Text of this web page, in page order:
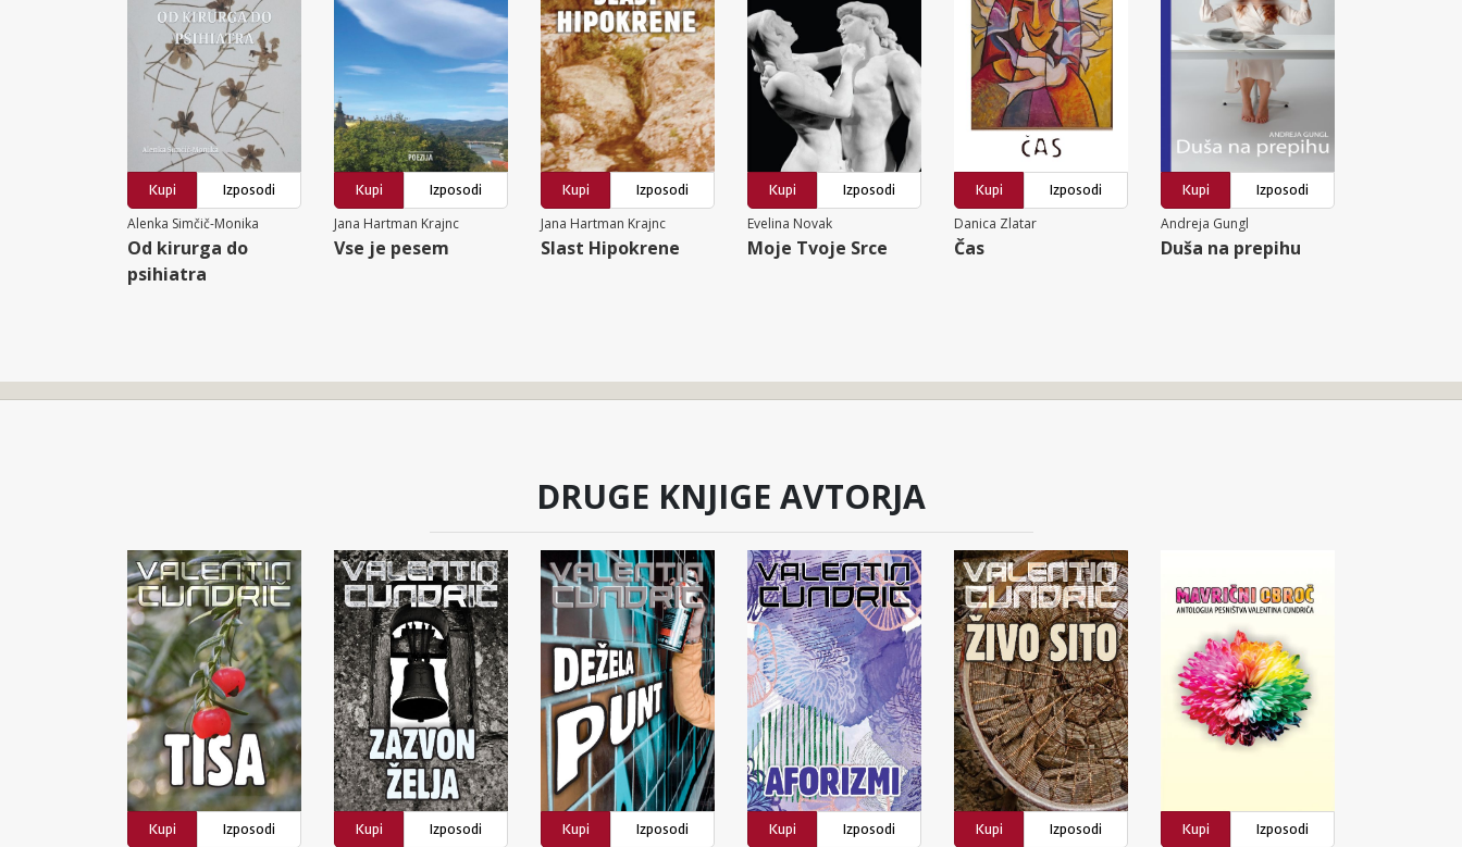
Kupi
Izposodi
Alenka Simčič-Monika
Od kirurga do
psihiatra
Kupi
Izposodi
Jana Hartman Krajnc
Vse je pesem
Kupi
Izposodi
Jana Hartman Krajnc
Slast Hipokrene
Kupi
Izposodi
Evelina Novak
Moje Tvoje Srce
Kupi
Izposodi
Danica Zlatar
Čas
Kupi
Izposodi
Andreja Gungl
Duša na prepihu
DRUGE KNJIGE AVTORJA
Kupi
Izposodi
Kupi
Izposodi
Kupi
Izposodi
Kupi
Izposodi
Kupi
Izposodi
Kupi
Izposodi